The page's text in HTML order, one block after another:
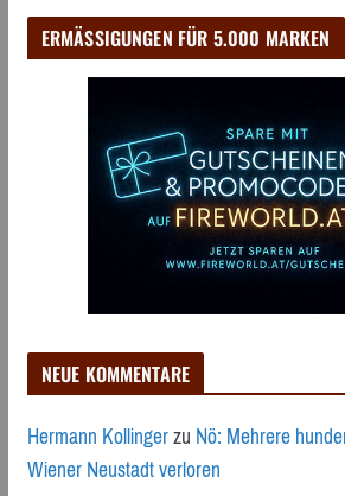
ERMÄSSIGUNGEN FÜR 5.000 MARKEN
NEUE KOMMENTARE
Hermann KollingerzuNö: Mehrere
Wiener Neustadt verloren